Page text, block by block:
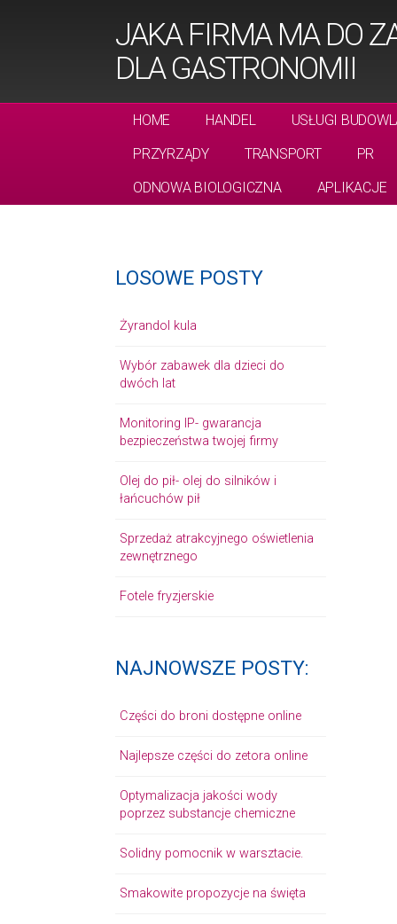
JAKA FIRMA MA DO
DLA GASTRONOMII
HOME HANDEL
USŁUGI
PRZYRZĄDY
TRANSPORT
PR
ODNOWA BIOLOGICZNA
APLIKACJE
LOSOWE POSTY
Żyrandol kula
Wybór zabawek dla dzieci do
dwóch lat
Monitoring IP- gwarancja
bezpieczeństwa twojej firmy
Olej do pił- olej do silników i
łańcuchów pił
Sprzedaż atrakcyjnego oświetlenia
zewnętrznego
Fotele fryzjerskie
NAJNOWSZE POSTY:
Części do broni dostępne online
Najlepsze części do zetora online
Optymalizacja jakości wody
poprzez substancje chemiczne
Solidny pomocnik w warsztacie.
Smakowite propozycje na święta